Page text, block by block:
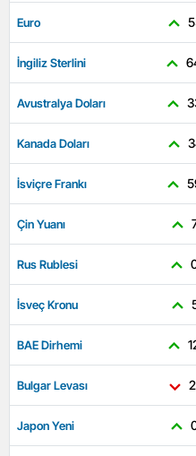
Euro
İngiliz Sterlini
Avustralya Doları
Kanada Doları
İsviçre Frankı
Çin Yuanı
Rus Rublesi
İsveç Kronu
BAE Dirhemi
Bulgar Levası
Japon Yeni